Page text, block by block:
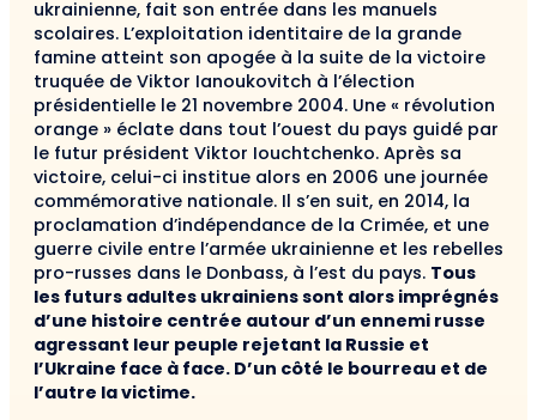
ukrainienne, fait son entrée dans les manuels
scolaires. L’exploitation identitaire de la grande
famine atteint son apogée à la suite de la victoire
truquée de Viktor Ianoukovitch à l’élection
présidentielle le 21 novembre 2004. Une « révolution
orange » éclate dans tout l’ouest du pays guidé par
le futur président Viktor Iouchtchenko. Après sa
victoire, celui-ci institue alors en 2006 une journée
commémorative nationale. Il s’en suit, en 2014, la
proclamation d’indépendance de la Crimée, et une
guerre civile entre l’armée ukrainienne et les rebelles
pro-russes dans le Donbass, à l’est du pays. Tous
les futurs adultes ukrainiens sont alors imprégnés
d’une histoire centrée autour d’un ennemi russe
agressant leur peuple rejetant la Russie et
l’Ukraine face à face. D’un côté le bourreau et de
l’autre la victime.